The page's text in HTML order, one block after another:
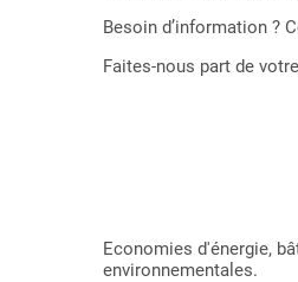
Besoin d’information ?
Faites-nous part de
Economies d'énergie,
environnementales.